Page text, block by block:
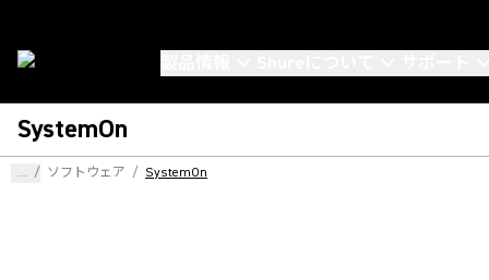
SystemOn
... / ソフトウェア / SystemOn